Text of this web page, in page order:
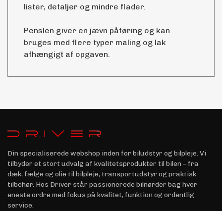
lister, detaljer og mindre flader.
Penslen giver en jævn påføring og kan
bruges med flere typer maling og lak
afhængigt af opgaven.
Din specialiserede webshop inden for biludstyr og bilpleje. Vi
tilbyder et stort udvalg af kvalitetsprodukter til bilen – fra
dæk, fælge og olie til bilpleje, transportudstyr og praktisk
tilbehør. Hos Driver står passionerede bilnørder bag hver
eneste ordre med fokus på kvalitet, funktion og ordentlig
service.